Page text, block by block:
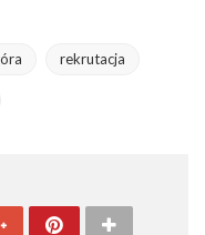
rekrutacja